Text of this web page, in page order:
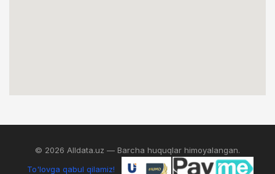
© 2026 Alldata.uz — Barcha huquqlar himoyalangan.
To'lovga qabul qilamiz!